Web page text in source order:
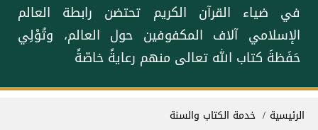
في ضياء القرآن الكريم ‏تحتضن رابطة العالم
الإسلامي‬⁩ آلاف المكفوفين حول العالم، وتُوْلِي
حَفَظةَ كتاب الله تعالى منهم رعايةً خاصّةً
مسار التنقل
الرئيسية
خدمة الكتاب والسنة